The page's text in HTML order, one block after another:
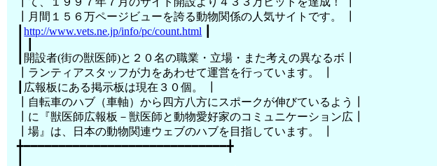
┃月間１５６万ページビューを誇る動物関係の人気サイトです。 ┃
┃http://www.vets.ne.jp/info/pc/count.html
┃開設者(街の獣医師)と２０名の職業・立場・また考えの異なるボ┃
┃ランティアスタッフが力をあわせて運営を行っています。 ┃
┃広報板にある掲示板は現在３０個。 ┃
┃自転車のハブ（車軸）から四方八方にスポークが伸びているよう┃
┃に『獣医師広報板－獣医師と動物愛好家のコミュニケーション広┃
┃場』は、日本の動物関連ウェブのハブを目指しています。 ┃
╋━━━━━━━━━━━━━━━━━━━━━━━━━━━━━╋